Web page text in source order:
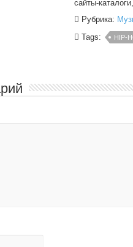
сайты-
Рубрика:
Tags:
HIP-